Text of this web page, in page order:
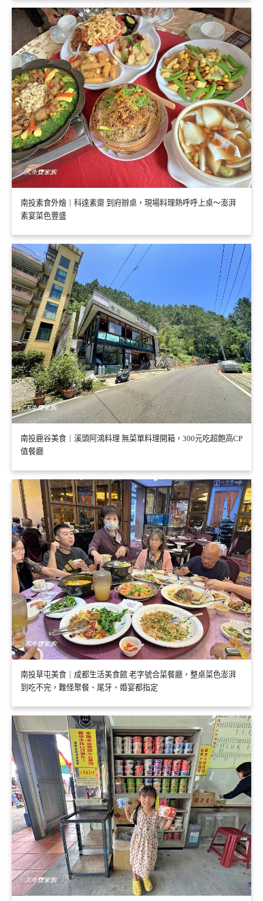
南投素食外燴｜科達素齋 到府辦桌，現場料理熱呼呼上桌～澎湃
素宴菜色豐盛
南投鹿谷美食｜溪頭阿鴻料理 無菜單料理開箱，300元吃超飽高CP
值餐廳
南投草屯美食｜成都生活美食館 老字號合菜餐廳，整桌菜色澎湃
到吃不完，難怪聚餐、尾牙、婚宴都指定